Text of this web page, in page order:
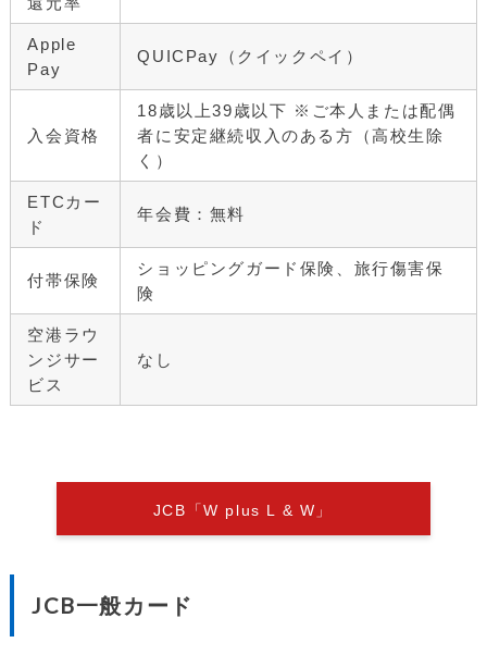
Apple
Pay
QUICPay（クイックペイ）
入会資格
18歳以上39歳以下 ※ご本人または配偶
者に安定継続収入のある方（高校生除
く）
ETCカー
ド
年会費：無料
付帯保険
ショッピングガード保険、旅行傷害保
険
空港ラウ
ンジサー
ビス
なし
JCB「W plus L & W」
JCB一般カード